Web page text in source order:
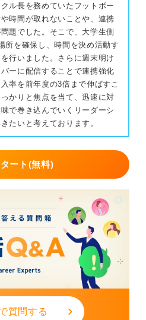
ル長を務めていたフットボー
時間が取れないことや、連携
題でした。そこで、大学生側
所を確保し、時間を決め活動す
行いました。さらに週末明け
ーに配信することで連携強化
率を前年度の3倍まで伸ばすこ
かりと焦点を当て、迅速に対
で巻き込んでいくリーダーシ
たいと考えております。
ート(無料)
質問する